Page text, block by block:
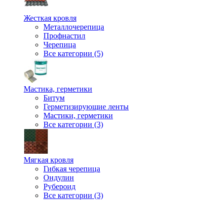
Жесткая кровля
Металлочерепица
Профнастил
Черепица
Все категории (5)
Мастика, герметики
Битум
Герметизирующие ленты
Мастики, герметики
Все категории (3)
Мягкая кровля
Гибкая черепица
Ондулин
Рубероид
Все категории (3)